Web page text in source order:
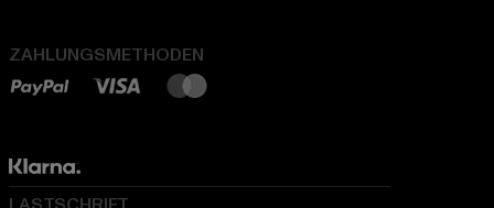
ZAHLUNGSMETHODEN